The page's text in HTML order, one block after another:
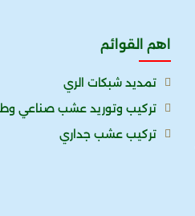
اهم القوائم
تمديد شبكات الري
تركيب وتوريد عشب صناعي
تركيب عشب جداري